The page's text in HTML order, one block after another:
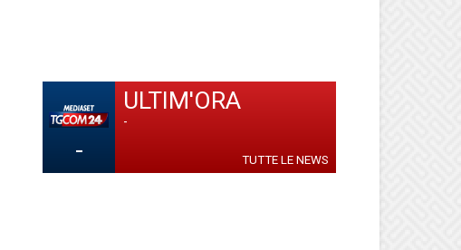
-
ULTIM'ORA
-
TUTTE LE NEWS